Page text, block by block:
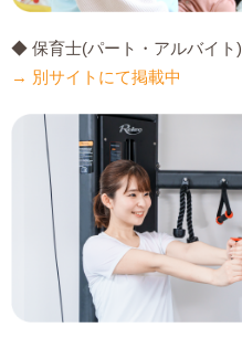
◆ 保育士(パート・アルバイト)
→ 別サイトにて掲載中